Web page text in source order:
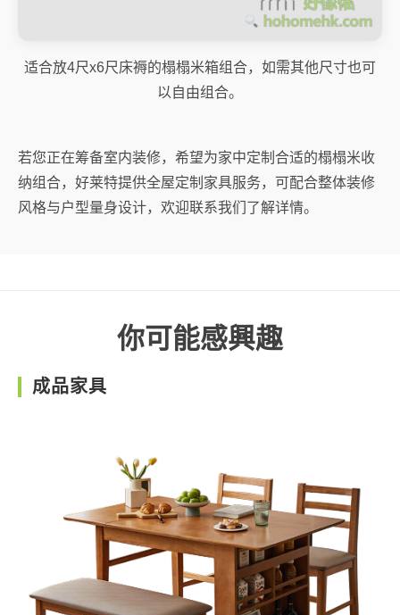
适合放4尺x6尺床褥的榻榻米箱组合，如需其他尺寸也可
以自由组合。
若您正在筹备室内装修，希望为家中定制合适的榻榻米收
纳组合，好莱特提供全屋定制家具服务，可配合整体装修
风格与户型量身设计，欢迎联系我们了解详情。
你可能感興趣
成品家具